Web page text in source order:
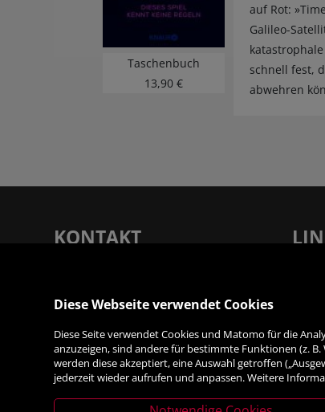
Taschenbuch
13,90 €
auf Rot:
Galileo-
schnell fest,
abwehren
KONTAKT
Dreifaltigkeitsgasse 12, 5020 Salzburg
T:+43 (0) 662 87 87 33 - 0| F: +43 (0) 662
87 87 33 - 7050 | E:
info@rupertusbuch.at |
www.rupertusbuch.at
Jobs
Links
Diese Webseite verwendet Cookies
Diese Seite verwendet Cookies und Matomo für die
anzuzeigen, sind andere für bestimmte Funktionen (z.
werden diese akzeptiert, eine Auswahl getroffen
jederzeit wieder aufrufen und anpassen. Weitere